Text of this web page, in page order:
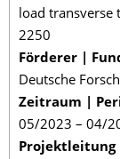
load transverse
2250
Förderer |
Deutsche
Zeitraum |
05/2023 – 04/
Projektleitung